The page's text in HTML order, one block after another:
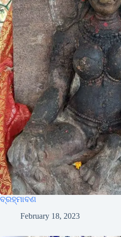
ବ୍ରହ୍ମାବଣ
February 18, 2023